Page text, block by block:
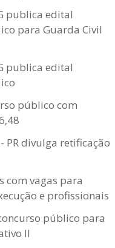
publica edital
para Guarda Civil
publica edital
público com
PR divulga retificação
com vagas para
e profissionais
público para
II